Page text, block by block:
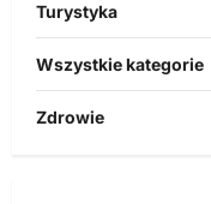
Turystyka
Wszystkie kategorie
Zdrowie